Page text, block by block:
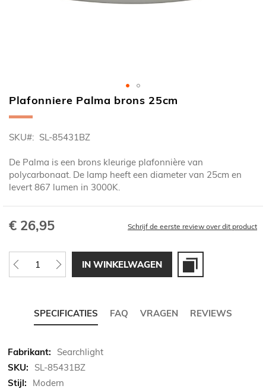
Ga
naar
begin
de
afbeeldingen-
gallerij
Plafonniere Palma brons 25cm
SKU SL-85431BZ
De Palma is een brons kleurige plafonnière van
polycarbonaat. De lamp heeft een diameter van 25cm en
levert 867 lumen in 3000K.
€ 26,95 Schrijf de eerste review over dit product
IN WINKELWAGEN
SPECIFICATIES FAQ VRAGEN REVIEWS
Meer
informatie
Searchlight
SL-85431BZ
Modern